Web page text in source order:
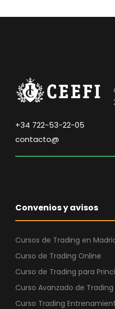
+34 722-53-22-05
contacto@
Convenios y avisos
Cursos de Trading en
Curso de Trading Online
Curso de Trading para
Curso Avanzado de Trading
Curso Trading